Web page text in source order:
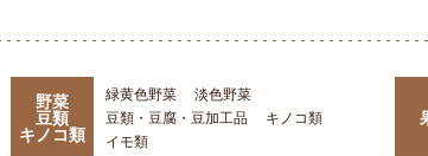
野菜
豆類
キノコ類
緑黄色野菜
淡色野菜
豆類・豆腐・豆加工品
キノコ類
イモ類